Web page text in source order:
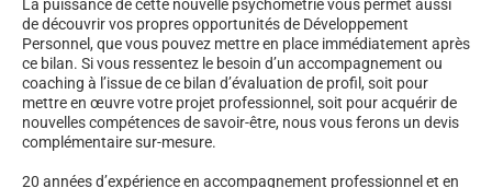
La puissance de cette nouvelle psychométrie vous permet aussi
de découvrir vos propres opportunités de Développement
Personnel, que vous pouvez mettre en place immédiatement après
ce bilan. Si vous ressentez le besoin d’un accompagnement ou
coaching à l’issue de ce bilan d’évaluation de profil, soit pour
mettre en œuvre votre projet professionnel, soit pour acquérir de
nouvelles compétences de savoir-être, nous vous ferons un devis
complémentaire sur-mesure.
20 années d’expérience en accompagnement professionnel et en